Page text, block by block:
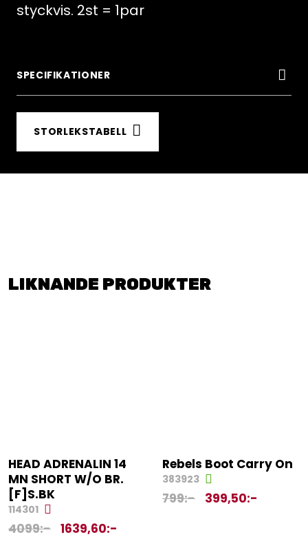
styckvis. 2st = 1par
SPECIFIKATIONER
STORLEKSTABELL
LIKNANDE PRODUKTER
HEAD ADRENALIN 14
MN SHORT W/O BR.
[F]S.BK
114301
4099:- 1639,60:-
Rebels Boot Carry On
383923
799:- 399,50:-